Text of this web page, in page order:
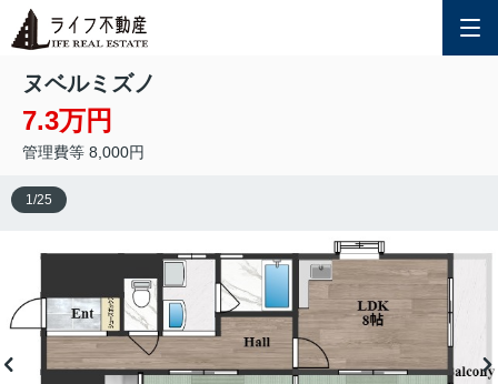
ヌベルミズノ
7.3万円
管理費等 8,000円
1/25